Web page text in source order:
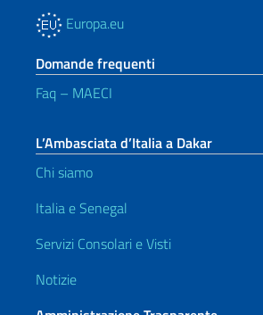
Europa.eu
Domande frequenti
Faq – MAECI
L’Ambasciata d’Italia a Dakar
Chi siamo
Italia e Senegal
Servizi Consolari e Visti
Notizie